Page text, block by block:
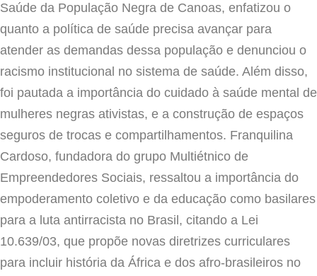
Saúde da População Negra de Canoas, enfatizou o
quanto a política de saúde precisa avançar para
atender as demandas dessa população e denunciou o
racismo institucional no sistema de saúde. Além disso,
foi pautada a importância do cuidado à saúde mental de
mulheres negras ativistas, e a construção de espaços
seguros de trocas e compartilhamentos. Franquilina
Cardoso, fundadora do grupo Multiétnico de
Empreendedores Sociais, ressaltou a importância do
empoderamento coletivo e da educação como basilares
para a luta antirracista no Brasil, citando a Lei
10.639/03, que propõe novas diretrizes curriculares
para incluir história da África e dos afro-brasileiros no